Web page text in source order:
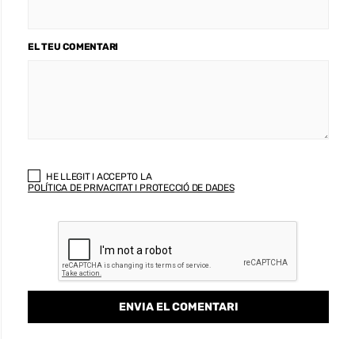
EL TEU COMENTARI
HE LLEGIT I ACCEPTO LA
POLÍTICA DE PRIVACITAT I PROTECCIÓ DE DADES